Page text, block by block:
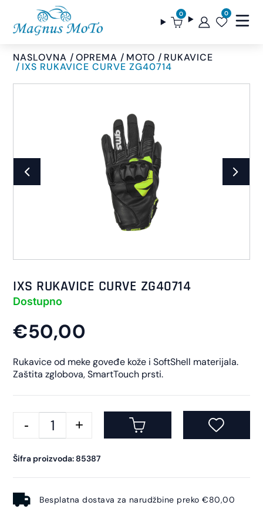
0 0
NASLOVNA OPREMA MOTO RUKAVICE
IXS RUKAVICE CURVE ZG40714
IXS RUKAVICE CURVE ZG40714
Dostupno
€50,00
Rukavice od meke goveđe kože i SoftShell materijala.
Zaštita zglobova, SmartTouch prsti.
Šifra proizvoda: 85387
Besplatna dostava za narudžbine preko €80,00